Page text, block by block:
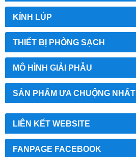
KÍNH LÚP
THIẾT BỊ PHÒNG SẠCH
MÔ HÌNH GIẢI PHẪU
SẢN PHẨM ƯA CHUỘNG NHẤT
LIÊN KẾT WEBSITE
FANPAGE FACEBOOK